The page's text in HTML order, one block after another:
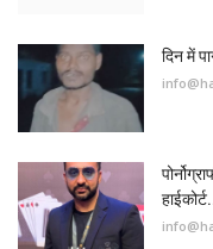
दिन में